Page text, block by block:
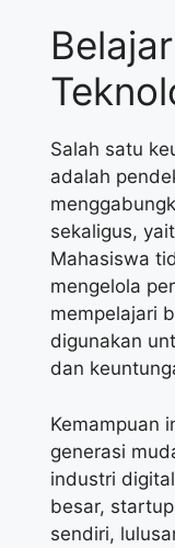
Salah satu
adalah
sekaligus,
Mahasiswa
mengelola
mempelajari
digunakan
dan
Kemampuan
generasi
industri
besar,
sendiri,